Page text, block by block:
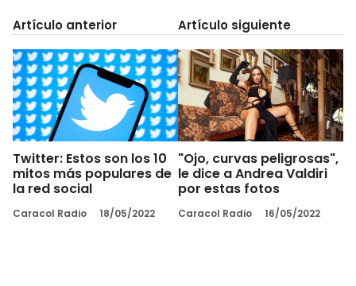
Artículo anterior
Twitter: Estos son los 10
mitos más populares de
la red social
Caracol Radio 18/05/2022
Artículo siguiente
"Ojo, curvas peligrosas",
le dice a Andrea Valdiri
por estas fotos
Caracol Radio 16/05/2022